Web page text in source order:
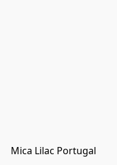
Mica Lilac Portugal